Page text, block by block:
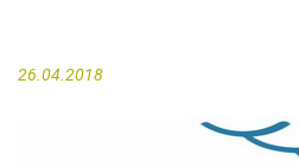
26.04.2018